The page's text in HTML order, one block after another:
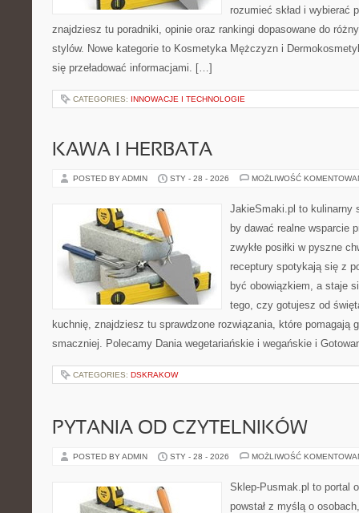
rozumieć skład i wybierać
znajdziesz tu poradniki, opinie oraz rankingi dopasowane do
stylów. Nowe kategorie to Kosmetyka Mężczyzn i
się przeładować informacjami. […]
CATEGORIES: INNOWACJE I TECHNOLOGIE
KAWA I HERBATA
POSTED BY ADMIN STY - 28 - 2026 MOŻLIWOŚĆ
JakieSmaki.pl to kulinarny
by dawać realne wsparcie
zwykłe posiłki w pyszne
receptury spotykają się z
być obowiązkiem, a staje
tego, czy gotujesz od
kuchnię, znajdziesz tu sprawdzone rozwiązania, które pomagają
smaczniej. Polecamy Dania wegetariańskie i wegańskie i
CATEGORIES: DSKRAKOW
PYTANIA OD CZYTELNIKÓW
POSTED BY ADMIN STY - 28 - 2026 MOŻLIWOŚĆ
Sklep-Pusmak.pl to portal
powstał z myślą o